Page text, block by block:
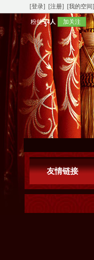
[登录] [注册] [我的空间]
粉丝24人 加关注
友情链接